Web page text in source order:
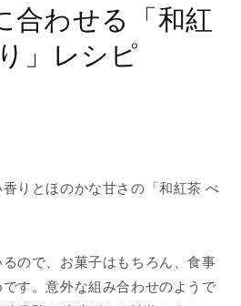
合わせる「和紅
」レシピ
りとほのかな甘さの「和紅茶 べ
ので、お菓子はもちろん、食事
す。意外な組み合わせのようで